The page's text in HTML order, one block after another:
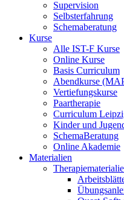
Supervision
Selbsterfahrung
Schemaberatung
Kurse
Alle IST-F Kurse
Online Kurse
Basis Curriculum
Abendkurse
Vertiefungskurse
Paartherapie
Curriculum
Kinder und
SchemaBeratung
Online Akademie
Materialien